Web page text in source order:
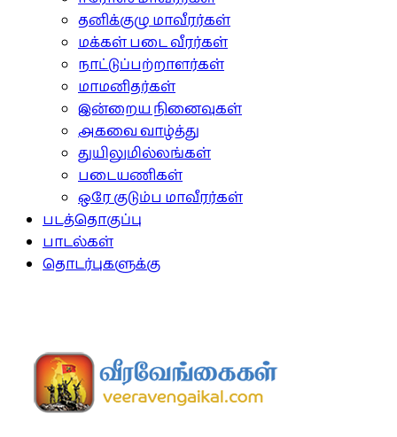
தனிக்குழு மாவீரர்கள்
மக்கள் படை வீரர்கள்
நாட்டுப்பற்றாளர்கள்
மாமனிதர்கள்
இன்றைய நினைவுகள்
அகவை வாழ்த்து
துயிலுமில்லங்கள்
படையணிகள்
ஒரே குடும்ப மாவீரர்கள்
படத்தொகுப்பு
பாடல்கள்
தொடர்புகளுக்கு